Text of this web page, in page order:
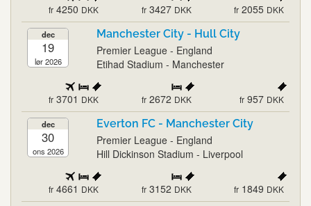
fr 4250 DKK fr 3427 DKK fr 2055 DKK
dec
19
lør 2026
Manchester City - Hull City
Premier League - England
Etihad Stadium - Manchester
fr 3701 DKK fr 2672 DKK fr 957 DKK
dec
30
ons 2026
Everton FC - Manchester City
Premier League - England
Hill Dickinson Stadium - Liverpool
fr 4661 DKK fr 3152 DKK fr 1849 DKK